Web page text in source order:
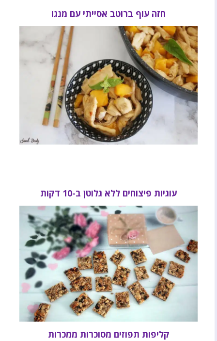
חזה עוף ברוטב אסייתי עם מנגו
עוגיות פיצוחים ללא גלוטן ב-10 דקות
קליפות תפוזים מסוכרות ממכרות